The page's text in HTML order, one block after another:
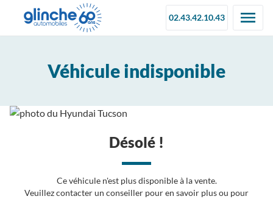
02.43.42.10.43
Véhicule indisponible
Désolé !
Ce véhicule n'est plus disponible à la vente.
Veuillez contacter un conseiller pour en savoir plus ou pour